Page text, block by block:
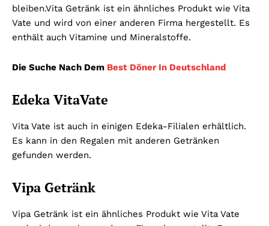
bleiben.Vita Getränk ist ein ähnliches Produkt wie Vita
Vate und wird von einer anderen Firma hergestellt. Es
enthält auch Vitamine und Mineralstoffe.
Die Suche Nach Dem Best Döner In Deutschland
Edeka VitaVate
Vita Vate ist auch in einigen Edeka-Filialen erhältlich.
Es kann in den Regalen mit anderen Getränken
gefunden werden.
Vipa Getränk
Vipa Getränk ist ein ähnliches Produkt wie Vita Vate